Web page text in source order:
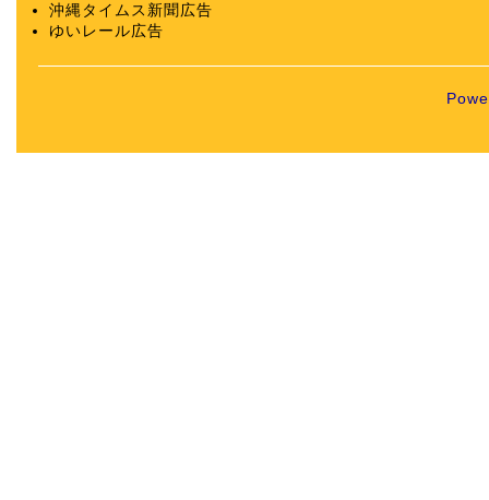
沖縄タイムス新聞広告
ゆいレール広告